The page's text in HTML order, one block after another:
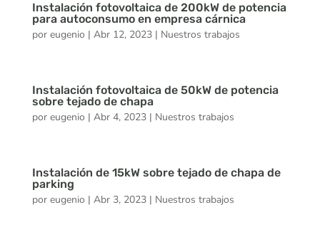
Instalación fotovoltaica de 200kW de potencia
para autoconsumo en empresa cárnica
por eugenio | Abr 12, 2023| Nuestros trabajos
Instalación fotovoltaica de 50kW de potencia
sobre tejado de chapa
por eugenio | Abr 4, 2023| Nuestros trabajos
Instalación de 15kW sobre tejado de chapa de
parking
por eugenio | Abr 3, 2023| Nuestros trabajos